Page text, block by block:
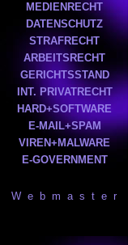
MEDIENRECHT
DATENSCHUTZ
STRAFRECHT
ARBEITSRECHT
GERICHTSSTAND
INT. PRIVATRECHT
HARD+SOFTWARE
E-MAIL+SPAM
VIREN+MALWARE
E-GOVERNMENT
W e b m a s t e r